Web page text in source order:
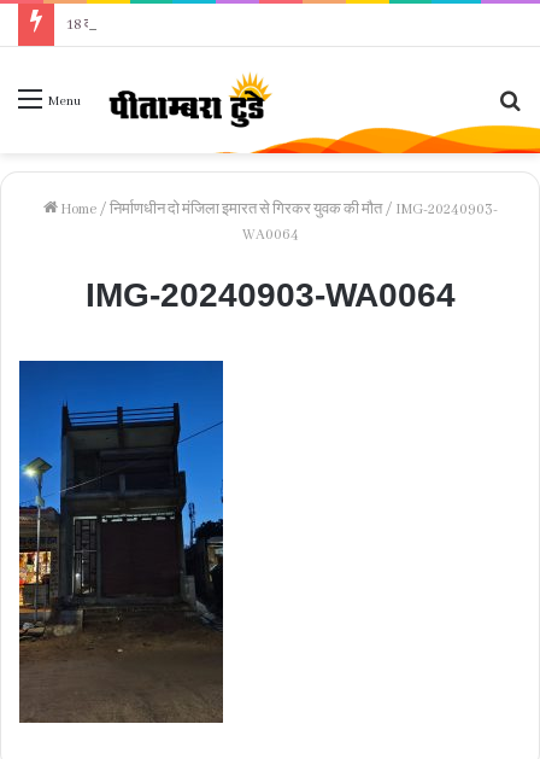
18 वर्षीय किशोरी ने फांसी लगाकर दी जान, पुलिस जांच में जुटी
Menu
Home / निर्माणधीन दो मंजिला इमारत से गिरकर युवक की मौत / IMG-20240903-
WA0064
IMG-20240903-WA0064